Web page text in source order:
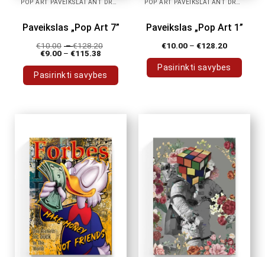
Paveikslas „Pop Art 7”
€10.00 –€128.20
€9.00 – €115.38
Pasirinkti savybes
variants.
The
options
may
be
chosen
on
the
product
page
Paveikslas „Pop Art 1”
€10.00 – €128.20
Pasirinkti savybes
The
options
may
be
chosen
on
the
product
page